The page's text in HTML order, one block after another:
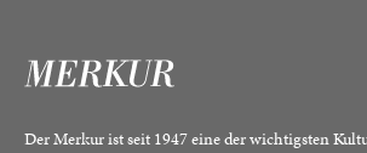
Der Merkur ist seit 1947 eine der wichtigsten